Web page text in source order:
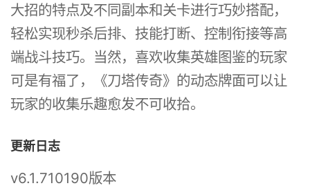
大招的特点及不同副本和关卡进行巧妙搭配，
轻松实现秒杀后排、技能打断、控制衔接等高
端战斗技巧。当然，喜欢收集英雄图鉴的玩家
可是有福了，《刀塔传奇》的动态牌面可以让
玩家的收集乐趣愈发不可收拾。
更新日志
v6.1.710190版本